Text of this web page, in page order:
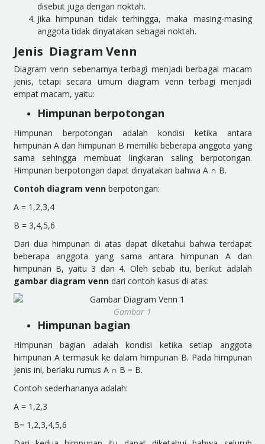
disebut juga dengan noktah.
Jika himpunan tidak terhingga, maka masing-masing
anggota tidak dinyatakan sebagai noktah.
Jenis Diagram Venn
Diagram venn sebenarnya terbagi menjadi berbagai macam
jenis, tetapi secara umum diagram venn terbagi menjadi
empat macam, yaitu:
Himpunan berpotongan
Himpunan berpotongan adalah kondisi ketika antara
himpunan A dan himpunan B memiliki beberapa anggota yang
sama sehingga membuat lingkaran saling berpotongan.
Himpunan berpotongan dapat dinyatakan bahwa A ∩ B.
Contoh diagram venn berpotongan:
A = 1,2,3,4
B = 3,4,5,6
Dari dua himpunan di atas dapat diketahui bahwa terdapat
beberapa anggota yang sama antara himpunan A dan
himpunan B, yaitu 3 dan 4. Oleh sebab itu, berikut adalah
gambar diagram venn dari contoh kasus di atas:
Gambar 1
Himpunan bagian
Himpunan bagian adalah kondisi ketika setiap anggota
himpunan A termasuk ke dalam himpunan B. Pada himpunan
jenis ini, berlaku rumus A ∩ B = B.
Contoh sederhananya adalah:
A = 1,2,3
B= 1,2,3,4,5,6